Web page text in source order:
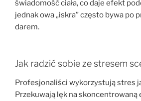
świadomość ciała, co daje efekt
jednak owa „iskra” często bywa po
darem.
Jak radzić sobie ze stresem
Profesjonaliści wykorzystują stres
Przekuwają lęk na skoncentrowaną